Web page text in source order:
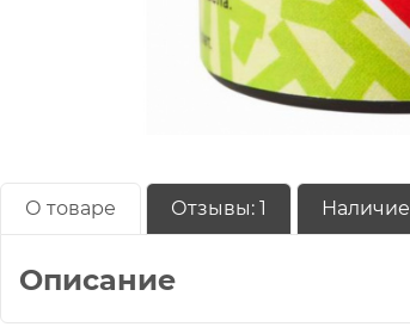
О товаре Отзывы: 1 Наличие
Описание